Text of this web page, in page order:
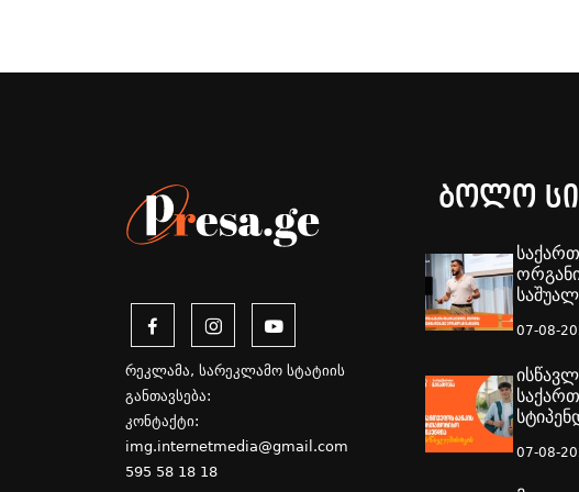
რეკლამა, სარეკლამო სტატიის
განთავსება:
კონტაქტი:
img.internetmedia@gmail.com
595 58 18 18
ბოლო
07-08-
07-08-